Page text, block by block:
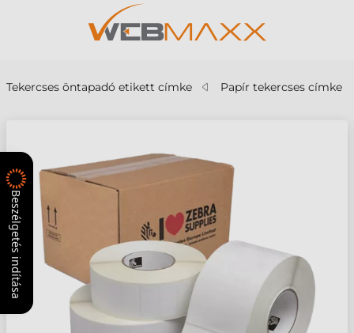
Tekercses öntapadó etikett címke Papír tekercses címke
Beszélgetés indítása